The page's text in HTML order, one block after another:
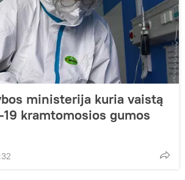
ministerija kuria vaistą
kramtomosios gumos